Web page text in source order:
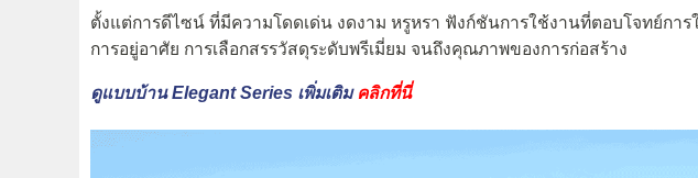
ตั้งแต่การดีไซน์ ที่มีความโดดเด่น งดงาม หรูหรา ฟังก์ชันการใช้งานที่ตอบโจทย์กา
การอยู่อาศัย การเลือกสรรวัสดุระดับพรีเมี่ยม จนถึงคุณภาพของการก่อสร้าง
ดูแบบบ้าน Elegant Series เพิ่มเติม คลิกที่นี่